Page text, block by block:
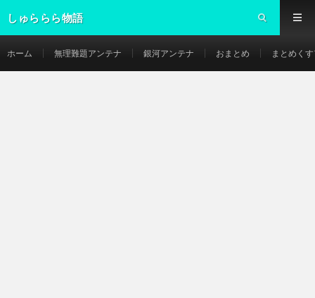
しゅららら物語
ホーム 無理難題アンテナ 銀河アンテナ おまとめ まとめく